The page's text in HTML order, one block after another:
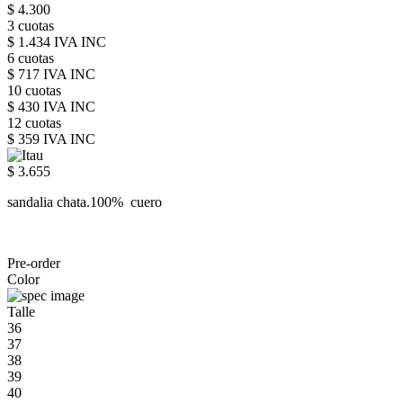
$ 4.300
3 cuotas
$ 1.434 IVA INC
6 cuotas
$ 717 IVA INC
10 cuotas
$ 430 IVA INC
12 cuotas
$ 359 IVA INC
$ 3.655
sandalia chata.100% cuero
Pre-order
Color
Talle
36
37
38
39
40